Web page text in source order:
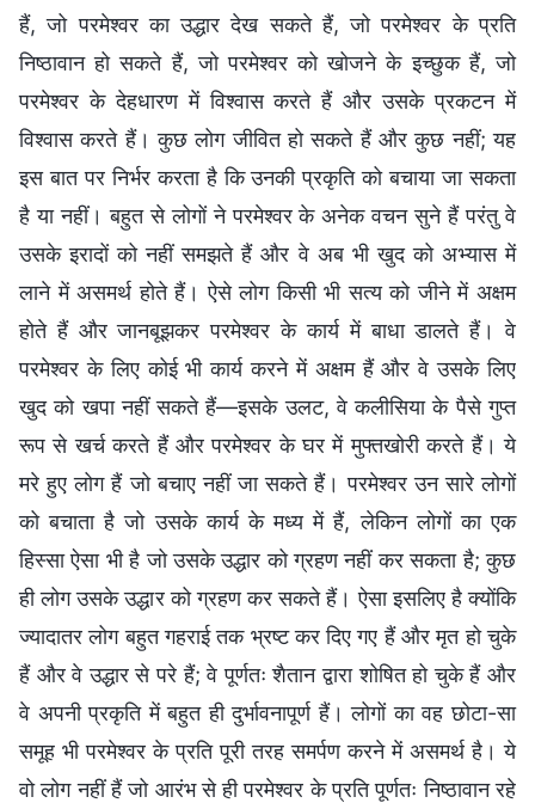
हैं, जो परमेश्वर का उद्धार देख सकते हैं, जो परमेश्वर के प्रति
निष्ठावान हो सकते हैं, जो परमेश्वर को खोजने के इच्छुक हैं, जो
परमेश्वर के देहधारण में विश्वास करते हैं और उसके प्रकटन में
विश्वास करते हैं। कुछ लोग जीवित हो सकते हैं और कुछ नहीं; यह
इस बात पर निर्भर करता है कि उनकी प्रकृति को बचाया जा सकता
है या नहीं। बहुत से लोगों ने परमेश्वर के अनेक वचन सुने हैं परंतु वे
उसके इरादों को नहीं समझते हैं और वे अब भी खुद को अभ्यास में
लाने में असमर्थ होते हैं। ऐसे लोग किसी भी सत्य को जीने में अक्षम
होते हैं और जानबूझकर परमेश्वर के कार्य में बाधा डालते हैं। वे
परमेश्वर के लिए कोई भी कार्य करने में अक्षम हैं और वे उसके लिए
खुद को खपा नहीं सकते हैं—इसके उलट, वे कलीसिया के पैसे गुप्त
रूप से खर्च करते हैं और परमेश्वर के घर में मुफ्तखोरी करते हैं। ये
मरे हुए लोग हैं जो बचाए नहीं जा सकते हैं। परमेश्वर उन सारे लोगों
को बचाता है जो उसके कार्य के मध्य में हैं, लेकिन लोगों का एक
हिस्सा ऐसा भी है जो उसके उद्धार को ग्रहण नहीं कर सकता है; कुछ
ही लोग उसके उद्धार को ग्रहण कर सकते हैं। ऐसा इसलिए है क्योंकि
ज्यादातर लोग बहुत गहराई तक भ्रष्ट कर दिए गए हैं और मृत हो चुके
हैं और वे उद्धार से परे हैं; वे पूर्णतः शैतान द्वारा शोषित हो चुके हैं और
वे अपनी प्रकृति में बहुत ही दुर्भावनापूर्ण हैं। लोगों का वह छोटा-सा
समूह भी परमेश्वर के प्रति पूरी तरह समर्पण करने में असमर्थ है। ये
वो लोग नहीं हैं जो आरंभ से ही परमेश्वर के प्रति पूर्णतः निष्ठावान रहे